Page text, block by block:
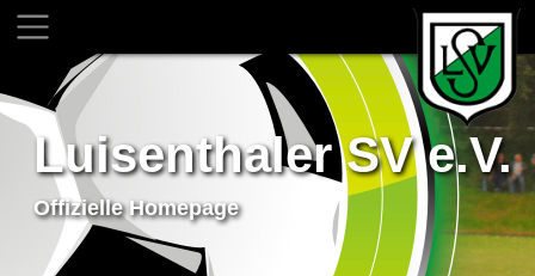
Luisenthaler SV e.V.
Offizielle Homepage